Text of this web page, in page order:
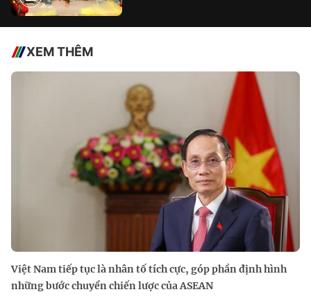
XEM THÊM
Việt Nam tiếp tục là nhân tố tích cực, góp phần định hình
những bước chuyển chiến lược của ASEAN